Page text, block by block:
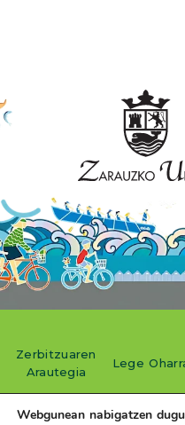
Zerbitzuaren
Arautegia
Lege
Webgunean nabigatzen